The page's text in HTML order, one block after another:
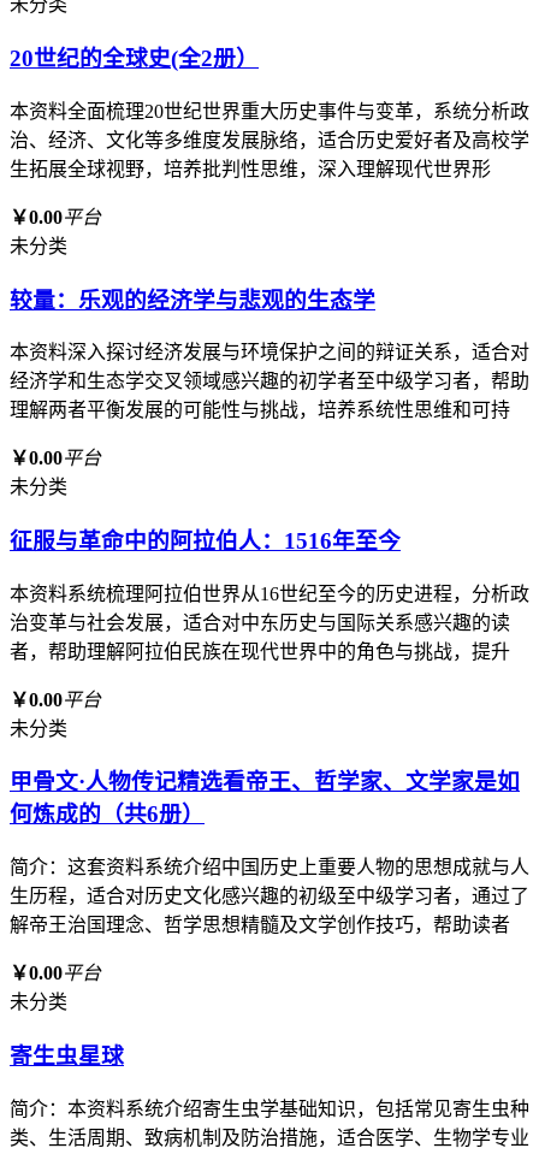
未分类
20世纪的全球史(全2册）
本资料全面梳理20世纪世界重大历史事件与变革，系统分析政
治、经济、文化等多维度发展脉络，适合历史爱好者及高校学
生拓展全球视野，培养批判性思维，深入理解现代世界形
￥0.00平台
未分类
较量：乐观的经济学与悲观的生态学
本资料深入探讨经济发展与环境保护之间的辩证关系，适合对
经济学和生态学交叉领域感兴趣的初学者至中级学习者，帮助
理解两者平衡发展的可能性与挑战，培养系统性思维和可持
￥0.00平台
未分类
征服与革命中的阿拉伯人：1516年至今
本资料系统梳理阿拉伯世界从16世纪至今的历史进程，分析政
治变革与社会发展，适合对中东历史与国际关系感兴趣的读
者，帮助理解阿拉伯民族在现代世界中的角色与挑战，提升
￥0.00平台
未分类
甲骨文·人物传记精选看帝王、哲学家、文学家是如
何炼成的（共6册）
简介：这套资料系统介绍中国历史上重要人物的思想成就与人
生历程，适合对历史文化感兴趣的初级至中级学习者，通过了
解帝王治国理念、哲学思想精髓及文学创作技巧，帮助读者
￥0.00平台
未分类
寄生虫星球
简介：本资料系统介绍寄生虫学基础知识，包括常见寄生虫种
类、生活周期、致病机制及防治措施，适合医学、生物学专业